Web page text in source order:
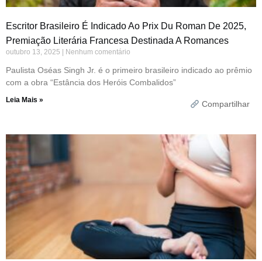
Escritor Brasileiro É Indicado Ao Prix Du Roman De 2025,
Premiação Literária Francesa Destinada A Romances
outubro 13, 2025 Nenhum comentário
Paulista Oséas Singh Jr. é o primeiro brasileiro indicado ao prêmio
com a obra “Estância dos Heróis Combalidos”
Leia Mais » Compartilhar